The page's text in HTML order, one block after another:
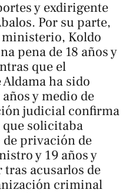
y exdirigente
Por su parte,
Koldo
pena de 18 años y
que el
ha sido
y medio de
judicial confirma
que solicitaba
privación de
y 19 años y
tras acusarlos de
criminal